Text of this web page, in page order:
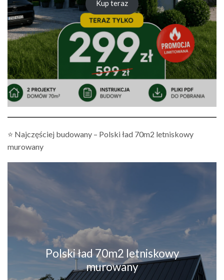
Kup teraz
⭐ Najczęściej budowany – Polski ład 70m2 letniskowy
murowany
Polski ład 70m2 letniskowy
murowany